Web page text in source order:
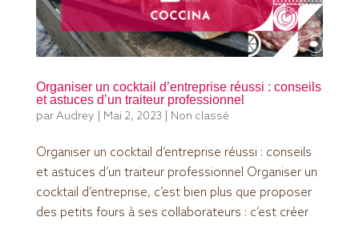
Organiser un cocktail d’entreprise réussi : conseils
et astuces d’un traiteur professionnel
parAudrey Mai 2, 2023 Non classé
Organiser un cocktail d’entreprise réussi : conseils
et astuces d’un traiteur professionnel Organiser un
cocktail d’entreprise, c’est bien plus que proposer
des petits fours à ses collaborateurs : c’est créer